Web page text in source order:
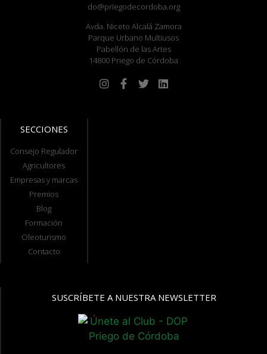
do@priegodecordoba.org
Avda. Niceto Alcalá Zamora
Parque Urbano Multiusos
Pabellón de las Artes
14800 Priego de Córdoba
SECCIONES
Consejo Regulador
Agricultores
Empresas y marcas
Premios
Blog
Formación
Oleoturismo
Contacto
SUSCRÍBETE A NUESTRA NEWSLETTER